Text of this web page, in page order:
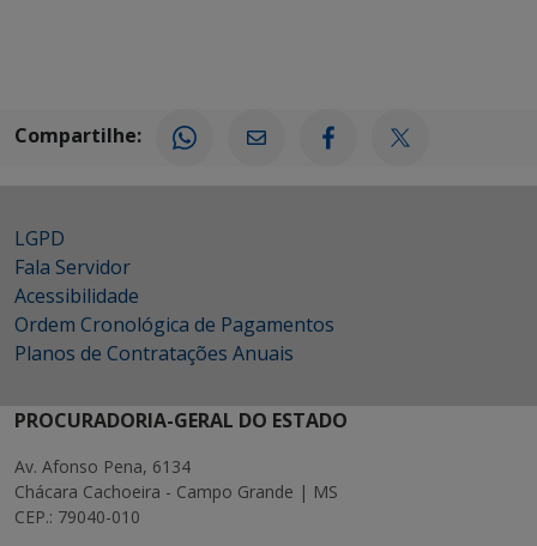
Compartilhe:
LGPD
Fala Servidor
Acessibilidade
Ordem Cronológica de Pagamentos
Planos de Contratações Anuais
PROCURADORIA-GERAL DO ESTADO
Av. Afonso Pena, 6134
Chácara Cachoeira - Campo Grande | MS
CEP.: 79040-010